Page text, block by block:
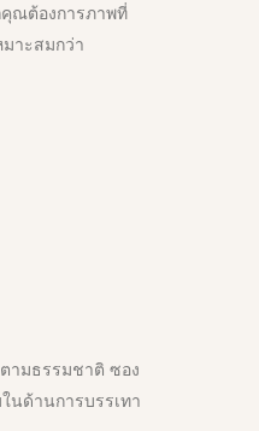
ณต้องการภาพที่
าะสมกว่า
ามธรรมชาติ ซอง
นด้านการบรรเทา